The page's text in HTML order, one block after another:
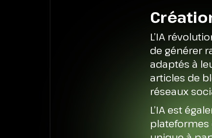
L’IA
de générer
adaptés à
articles de
réseaux
L’IA est
plateformes